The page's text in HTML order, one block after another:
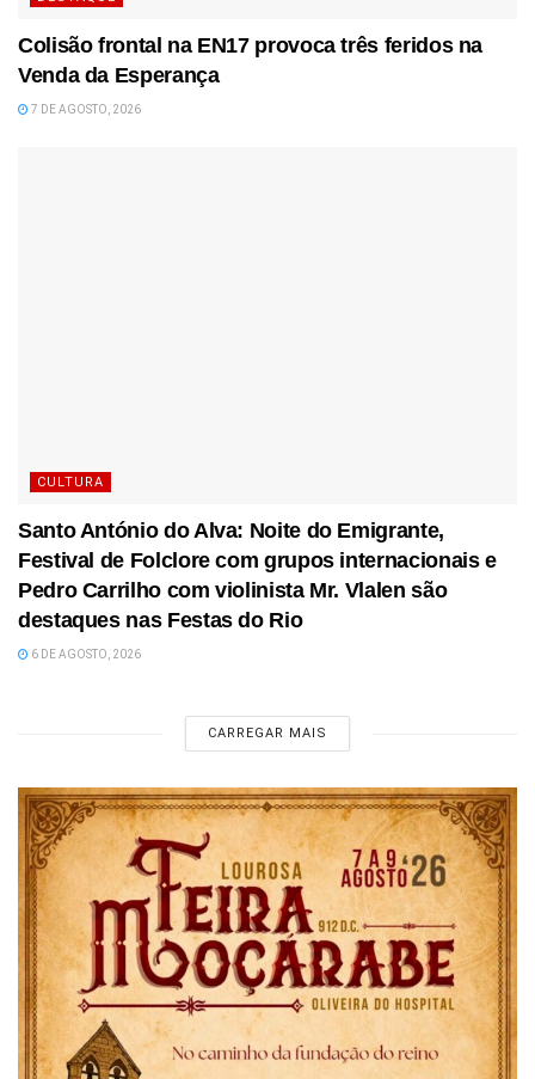
Colisão frontal na EN17 provoca três feridos na
Venda da Esperança
7 DE AGOSTO, 2026
CULTURA
Santo António do Alva: Noite do Emigrante,
Festival de Folclore com grupos internacionais e
Pedro Carrilho com violinista Mr. Vlalen são
destaques nas Festas do Rio
6 DE AGOSTO, 2026
CARREGAR MAIS